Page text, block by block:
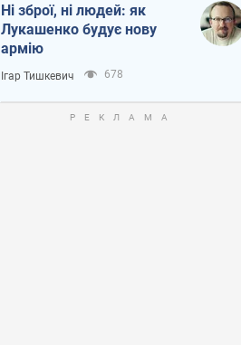
Ні зброї, ні людей: як
Лукашенко будує нову
армію
Ігар Тишкевич 678